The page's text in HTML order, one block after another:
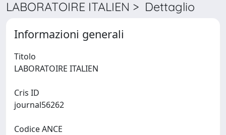
LABORATOIRE ITALIEN > Dettaglio
Informazioni generali
Titolo
Cris ID
Codice ANCE